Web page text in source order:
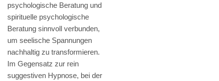
psychologische Beratung und
spirituelle psychologische
Beratung sinnvoll verbunden,
um seelische Spannungen
nachhaltig zu transformieren.
Im Gegensatz zur rein
suggestiven Hypnose, bei der